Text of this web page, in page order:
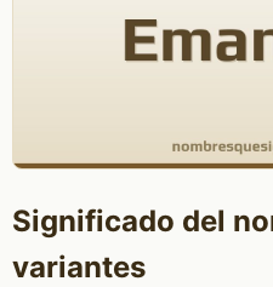
Significado del
variantes